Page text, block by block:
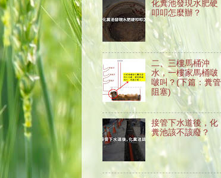
化糞池發現水肥硬
叩叩怎麼辦？
二、三樓馬桶沖
水，一樓家馬桶啵
啵叫？(下篇：糞管
阻塞)
接管下水道後，化
糞池該不該廢？